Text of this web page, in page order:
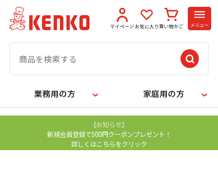
マイページ お気に入り 買い物かご メニュー
業務用の方 家庭用の方
【お知らせ】
新規会員登録で500円クーポンプレゼント！
詳しくはこちらをクリック